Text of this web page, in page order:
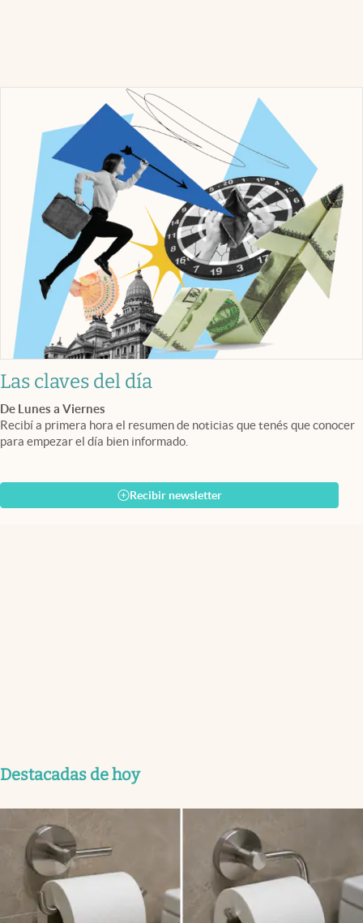
Las claves del día
De Lunes a Viernes
Recibí a primera hora el resumen de noticias que tenés que conocer
para empezar el día bien informado.
Recibir newsletter
Destacadas de hoy